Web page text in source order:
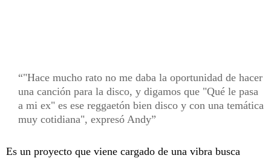
"Hace mucho rato no me daba la oportunidad de hacer
una canción para la disco, y digamos que "Qué le pasa
a mi ex" es ese reggaetón bien disco y con una temática
muy cotidiana", expresó Andy
Es un proyecto que viene cargado de una vibra busca